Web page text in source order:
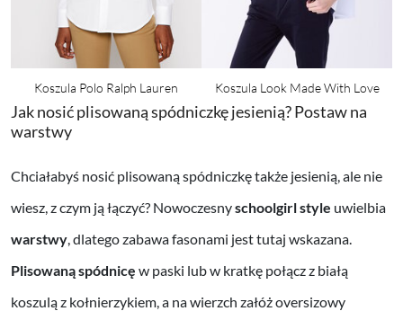
Koszula Polo Ralph Lauren Koszula Look Made With Love
Jak nosić plisowaną spódniczkę jesienią? Postaw na
warstwy
Chciałabyś nosić plisowaną spódniczkę także jesienią, ale nie
wiesz, z czym ją łączyć? Nowoczesnyschoolgirl style uwielbia
warstwy, dlatego zabawa fasonami jest tutaj wskazana.
Plisowaną spódnicę w paski lub w kratkę połącz z białą
koszulą z kołnierzykiem, a na wierzch załóż oversizowy